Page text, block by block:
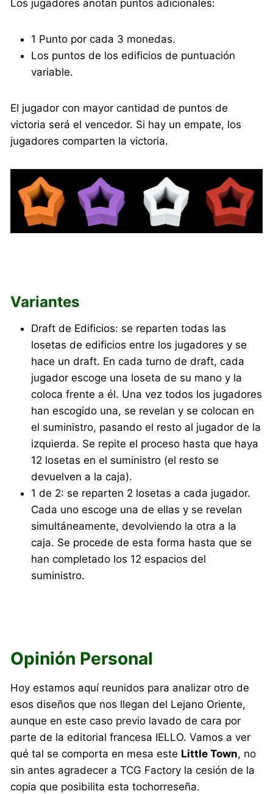
Los jugadores anotan puntos adicionales:
1 Punto por cada 3 monedas.
Los puntos de los edificios de puntuación
variable.
El jugador con mayor cantidad de puntos de
victoria será el vencedor. Si hay un empate, los
jugadores comparten la victoria.
Variantes
Draft de Edificios: se reparten todas las
losetas de edificios entre los jugadores y se
hace un draft. En cada turno de draft, cada
jugador escoge una loseta de su mano y la
coloca frente a él. Una vez todos los jugadores
han escogido una, se revelan y se colocan en
el suministro, pasando el resto al jugador de la
izquierda. Se repite el proceso hasta que haya
12 losetas en el suministro (el resto se
devuelven a la caja).
1 de 2: se reparten 2 losetas a cada jugador.
Cada uno escoge una de ellas y se revelan
simultáneamente, devolviendo la otra a la
caja. Se procede de esta forma hasta que se
han completado los 12 espacios del
suministro.
Opinión Personal
Hoy estamos aquí reunidos para analizar otro de
esos diseños que nos llegan del Lejano Oriente,
aunque en este caso previo lavado de cara por
parte de la editorial francesa IELLO. Vamos a ver
qué tal se comporta en mesa este Little Town, no
sin antes agradecer a TCG Factory la cesión de la
copia que posibilita esta tochorreseña.